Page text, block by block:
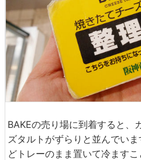
BAKEの売り場に到着すると、
ズタルトがずらりと並んでい
どトレーのまま置いて冷ます